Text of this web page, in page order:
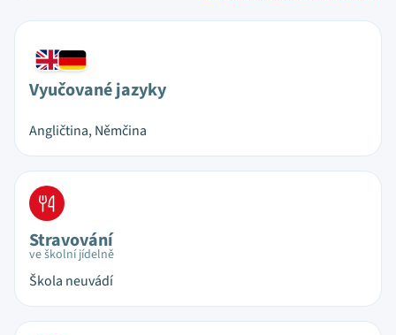
Vyučované jazyky
Angličtina, Němčina
Stravování
ve školní jídelně
Škola neuvádí